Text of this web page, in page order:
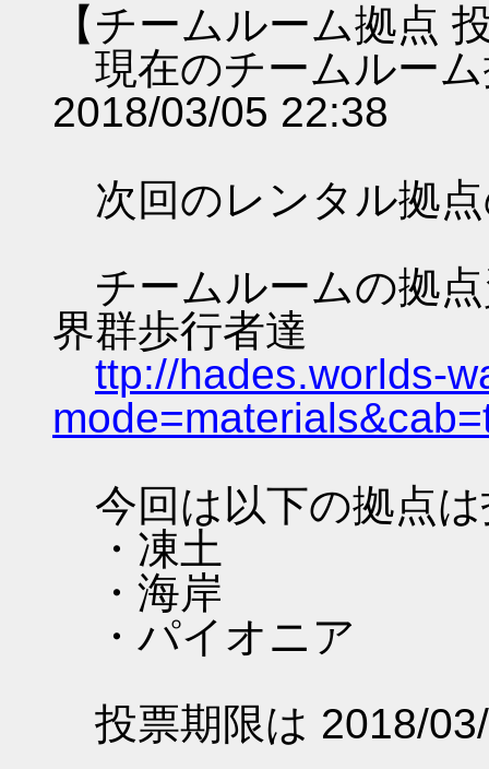
【チームルーム拠点
現在のチームルー
2018/03/05 22:38
次回のレンタル拠
チームルームの拠
界群歩行者達
ttp://hades.worlds-
今回は以下の拠点
・凍土
・海岸
・パイオニア
投票期限は 2018/